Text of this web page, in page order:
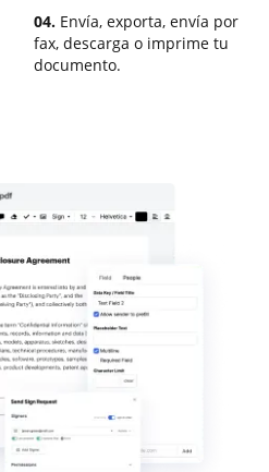
04. Envía, exporta, envía por
fax, descarga o imprime tu
documento.